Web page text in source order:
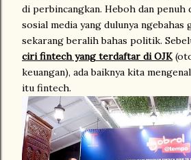
di perbincangkan. Heboh dan penuh
sosial media yang dulunya
sekarang beralih bahas politik.
ciri fintech yang terdaftar di OJK
keuangan), ada baiknya kita
itu fintech.